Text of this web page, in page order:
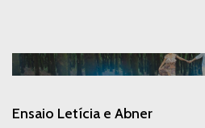
Ensaio Letícia e Abner